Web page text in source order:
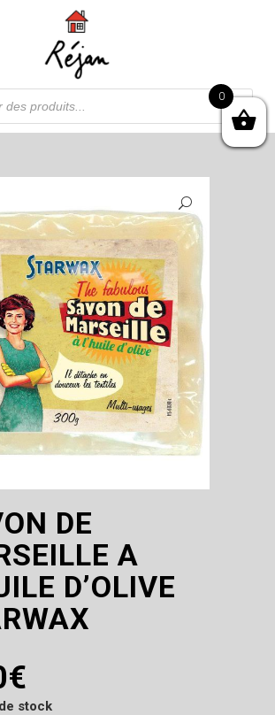
DE
A
D’OLIVE
€
stock
0